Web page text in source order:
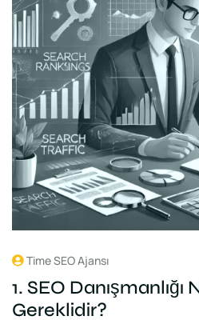
Time SEO Ajansı
1. SEO
Gereklidir?